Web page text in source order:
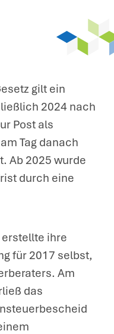
gilt ein
2024 nach
Post als
Tag danach
Ab 2025 wurde
durch eine
ihre
für 2017 selbst,
Am
das